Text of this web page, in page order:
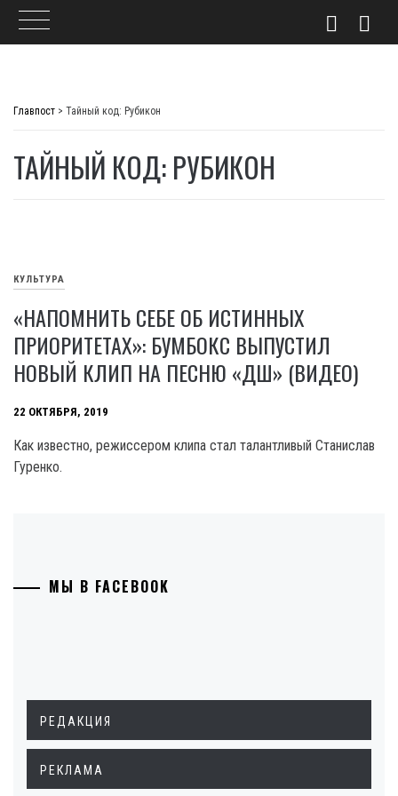
Главпост > Тайный код: Рубикон
ТАЙНЫЙ КОД: РУБИКОН
КУЛЬТУРА
«НАПОМНИТЬ СЕБЕ ОБ ИСТИННЫХ
ПРИОРИТЕТАХ»: БУМБОКС ВЫПУСТИЛ
НОВЫЙ КЛИП НА ПЕСНЮ «ДШ» (ВИДЕО)
22 ОКТЯБРЯ, 2019
Как известно, режиссером клипа стал талантливый Станислав
Гуренко.
МЫ В FACEBOOK
РЕДАКЦИЯ
РЕКЛАМА